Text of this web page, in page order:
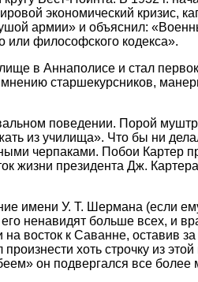
экономический кризис,
армии» и объяснил:
или философского кодекса».
в Аннаполисе и стал
старшекурсников,
поведении. Порой
из училища». Что бы ни
черпаками. Побои Картер
жизни президента Дж.
имени У. Т. Шермана (если
ненавидят больше всех, и
к Саванне, оставив
хоть строчку из этой
он подвергался все более